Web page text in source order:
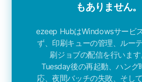
もありません。
ezeep HubはWindowsサービ
ず、印刷キューの管理、ルー
刷ジョブの配信を行いま
Tuesday後の再起動、ハング
応、夜間バッチの失敗、そし